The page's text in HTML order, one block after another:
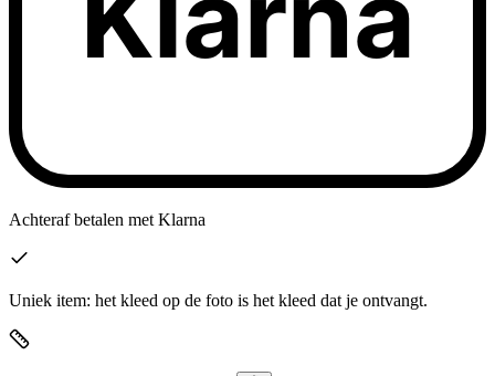
Achteraf betalen met Klarna
Uniek item: het kleed op de foto is het kleed dat je ontvangt.